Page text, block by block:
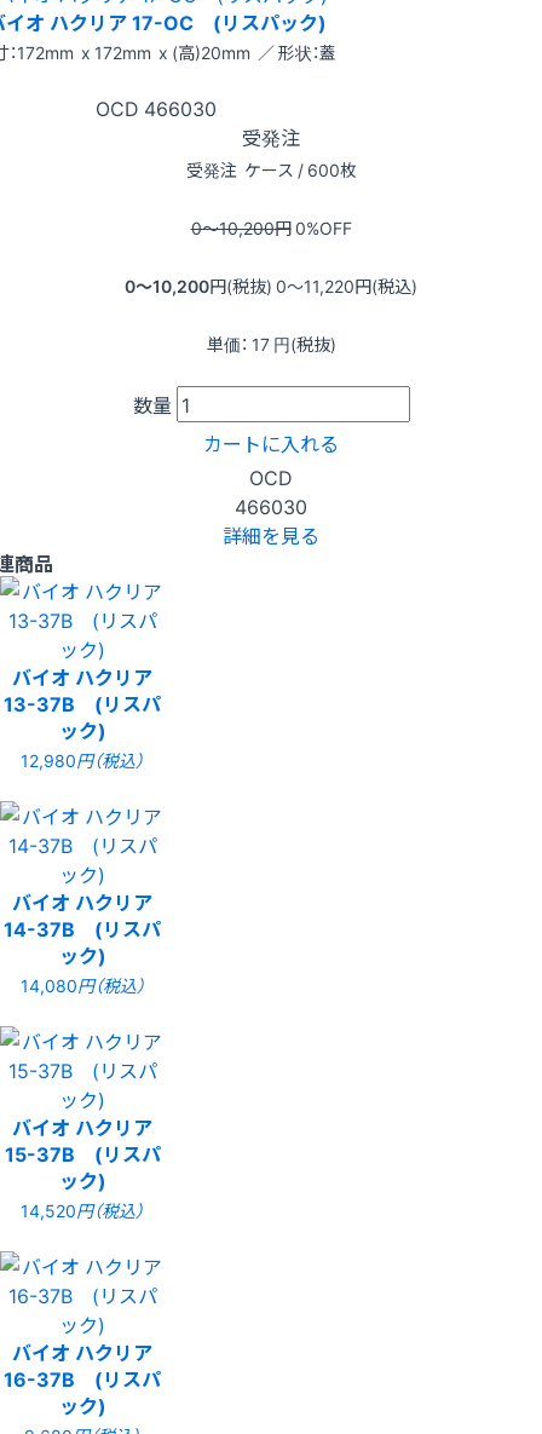
イオ ハクリア 17-OC (リスパック)
：172mm x 172mm x (高)20mm ／ 形状：蓋
OCD 466030
受発注
受発注 ケース / 600枚
0〜10,200円0%OFF
0〜10,200円(税抜) 0〜11,220円(税込)
単価： 17 円(税抜)
数量
カートに入れる
OCD
466030
詳細を見る
商品
バイオ ハクリア
13-37B (リスパ
ック)
12,980円（税込）
バイオ ハクリア
14-37B (リスパ
ック)
14,080円（税込）
バイオ ハクリア
15-37B (リスパ
ック)
14,520円（税込）
バイオ ハクリア
16-37B (リスパ
ック)